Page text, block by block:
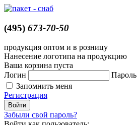
(495) 673-70-50
продукция оптом и в розницу
Нанесение логотипа на продукцию
Ваша корзина пуста
Логин
Пароль
Запомнить меня
Регистрация
Забыли свой пароль?